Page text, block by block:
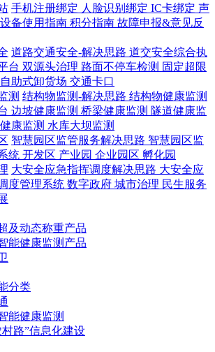
手机注册绑定 人脸识别绑定 IC卡绑定 声
设备使用指南 积分指南 故障申报&意见反
道路交通安全-解决思路 道交安全综合执
台 双源头治理 路面不停车检测 固定超限
自助式卸货场 交通卡口
测 结构物监测-解决思路 结构物健康监测
边坡健康监测 桥梁健康监测 隧道健康监
康监测 水库大坝监测
智慧园区监管服务解决思路 智慧园区监
统 开发区 产业园 企业园区 孵化园
大安全应急指挥调度解决思路 大安全应
度管理系统 数字政府 城市治理 民生服务
及动态称重产品
能健康监测产品
分类
能健康监测
路”信息化建设